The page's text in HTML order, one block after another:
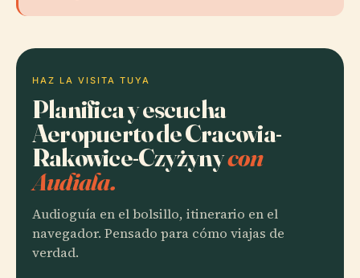
HAZ LA VISITA TUYA
Planifica y escucha
Aeropuerto de Cracovia-
Rakowice-Czyżynycon
Audiala.
Audioguía en el bolsillo, itinerario en el
navegador. Pensado para cómo viajas de
verdad.